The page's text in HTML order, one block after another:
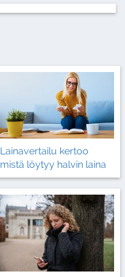
Lainavertailu kertoo
mistä löytyy halvin laina